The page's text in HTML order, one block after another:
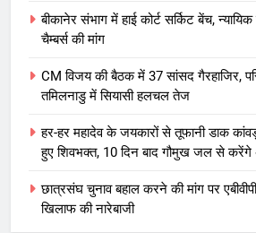
बीकानेर संभाग में हाई कोर्ट सर्किट बेंच,
चैम्बर्स की मांग
CM विजय की बैठक में 37 सांसद गैरहाजिर,
तमिलनाडु में सियासी हलचल तेज
हर-हर महादेव के जयकारों से तूफानी डाक
हुए शिवभक्त, 10 दिन बाद गौमुख जल से
छात्रसंघ चुनाव बहाल करने की मांग पर
खिलाफ की नारेबाजी